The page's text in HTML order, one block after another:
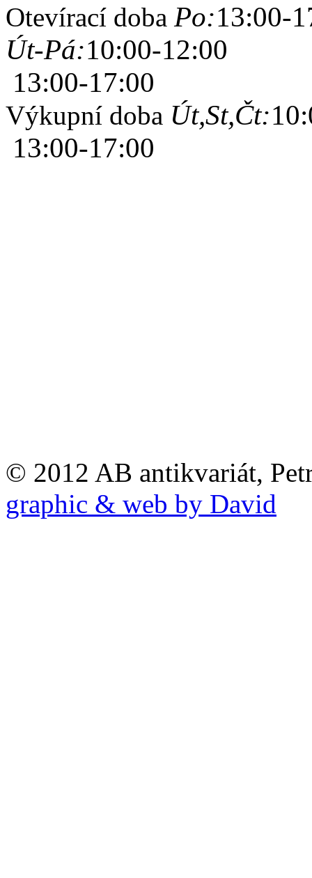
Otevírací doba Po:13:00-
Út-Pá:10:00-12:00
13:00-17:00
Výkupní doba Út,St,Čt:
13:00-17:00
© 2012 AB antikvariát,
graphic & web by David